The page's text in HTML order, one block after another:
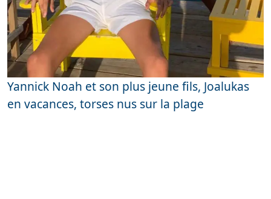
Yannick Noah et son plus jeune fils, Joalukas
en vacances, torses nus sur la plage